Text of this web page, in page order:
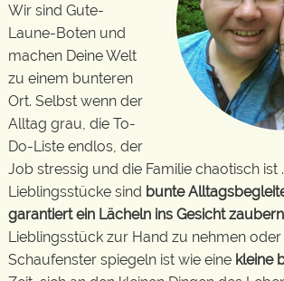
Wir sind Gute-
Laune-Boten und
machen Deine Welt
zu einem bunteren
Ort. Selbst wenn der
Alltag grau, die To-
Do-Liste endlos, der
Job stressig und die Familie chaotisch ist
Lieblingsstücke sind bunte
garantiert ein Lächeln ins Gesicht zaubern
Lieblingsstück zur Hand zu nehmen
Schaufenster spiegeln ist wie eine kleine